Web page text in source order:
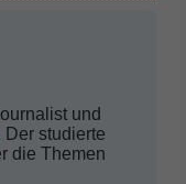
und
Der studierte
die Themen